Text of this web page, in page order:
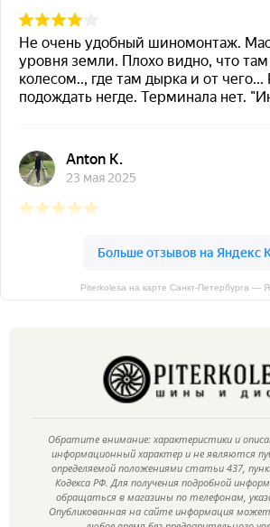
Piterkolesa на карте Санкт‑Петербурга —
Обратите внимание: характеристики и
информационный характер и не являются
определяемой положениями статьи 437,
Кодекса РФ. Для получения подробной
обращаться в магазины по телефонам,
Опубликованная на сайте информация